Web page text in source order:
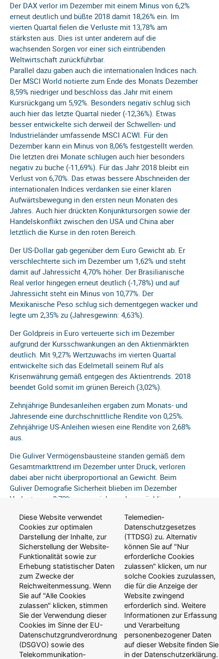
Der DAX verlor im Dezember mit einem Minus von 6,2%
erneut deutlich und büßte 2018 damit 18,26% ein. Im
vierten Quartal fielen die Verluste mit 13,78% am
stärksten aus. Dies ist unter anderem auf die
wachsenden Sorgen vor einer sich eintrübenden
Weltwirtschaft zurückführbar.
Parallel dazu gaben auch die internationalen Indices nach.
Der MSCI World notierte zum Ende des Monats Dezember
8,59% niedriger und beschloss das Jahr mit einem
Kursrückgang um 5,92%. Besonders negativ schlug sich
auch hier das letzte Quartal nieder (-12,36%). Etwas
besser entwickelte sich derweil der Schwellen- und
Industrieländer umfassende MSCI ACWI. Für den
Dezember kann ein Minus von 8,06% festgestellt werden.
Die letzten drei Monate schlugen auch hier besonders
negativ zu buche (-11,69%). Für das Jahr 2018 bleibt ein
Verlust von 6,70%. Das etwas bessere Abschneiden der
internationalen Indices verdanken sie einer klaren
Aufwärtsbewegung in den ersten neun Monaten des
Jahres. Auch hier drückten Konjunktursorgen sowie der
Handelskonflikt zwischen den USA und China aber
letztlich die Kurse in den roten Bereich.
Der US-Dollar gab gegenüber dem Euro Gewicht ab. Er
verschlechterte sich im Dezember um 1,62% und steht
damit auf Jahressicht 4,70% höher. Der Brasilianische
Real verlor hingegen erneut deutlich (-1,78%) und auf
Jahressicht steht ein Minus von 10,77%. Der
Mexikanische Peso schlug sich dementgegen wacker und
legte um 2,35% zu (Jahresgewinn: 4,63%).
Der Goldpreis in Euro verteuerte sich im Dezember
aufgrund der Kursschwankungen an den Aktienmärkten
deutlich. Mit 9,27% Wertzuwachs im vierten Quartal
entwickelte sich das Edelmetall seinem Ruf als
Krisenwährung gemäß entgegen des Aktientrends. 2018
beendet Gold somit im grünen Bereich (3,02%).
Zehnjährige Bundesanleihen ergaben zum Monats- und
Jahresende eine durchschnittliche Rendite von 0,25%.
Zehnjährige US-Anleihen wiesen eine Rendite von 2,68%
aus.
Die Guliver Vermögensbausteine standen gemäß dem
Gesamtmarkttrend im Dezember unter Druck, verloren
dabei aber nicht überproportional an Gewicht. Beim
Guliver Demografie Sicherheit blieben im Dezember
Verluste von 0,72% zu verzeichnen. Im zurückliegenden
Guliver Demografie Sicherheit deshalb mit einem Minus
von 1,02%.
Auch der Guliver Demografie Wachstum verschlechterte
sich im Dezember spürbar. Seine Verluste beliefen sich
auf 4,36%. Im Gesamtjahr bleibt damit ein Minus von
3,52%.
Als reiner Aktienfonds stand der Guliver Demografie
Invest 2018 besonders unter Druck. Im vierten Quartal
verlor er 13,52%. Dies führt auch auf Gesamtjahressicht
zu einem spürbaren Minus von 8,86%.
2018 setzte sich nicht nur mit Blick auf den DAX, sondern
auch global deutlich von den Vorjahrestrends ab. Die
gesamtwirtschaftlichen Bedingungen haben sich vorläufig
Diese Website verwendet
Cookies zur optimalen
Darstellung der Inhalte, zur
Sicherstellung der Website-
Funktionalität sowie zur
Erhebung statistischer Daten
zum Zwecke der
Reichweitenmessung. Wenn
Sie auf "Alle Cookies
zulassen" klicken, stimmen
Sie der Verwendung dieser
Cookies im Sinne der EU-
Datenschutzgrundverordnung
(DSGVO) sowie des
Telekommunikation-
Telemedien-
Datenschutzgesetzes
(TTDSG) zu. Alternativ
können Sie auf "Nur
erforderliche Cookies
zulassen" klicken, um nur
solche Cookies zuzulassen,
die für die Anzeige der
Website zwingend
erforderlich sind. Weitere
Informationen zur Erfassung
und Verarbeitung
personenbezogener Daten
auf dieser Website finden Sie
in der Datenschutzerklärung.